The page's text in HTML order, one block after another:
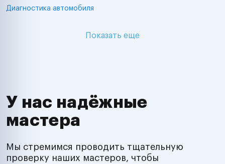
Диагностика автомобиля
Показать еще
У нас надёжные
мастера
Мы стремимся проводить тщательную
проверку наших мастеров, чтобы